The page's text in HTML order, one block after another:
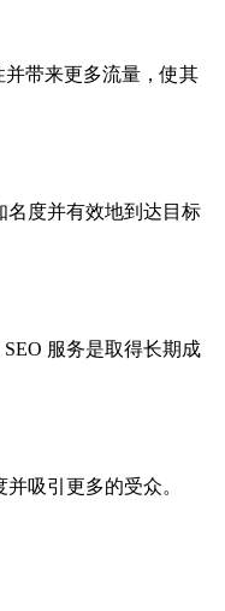
带来更多流量，使其
名度并有效地到达目标
服务是取得长期成
吸引更多的受众。